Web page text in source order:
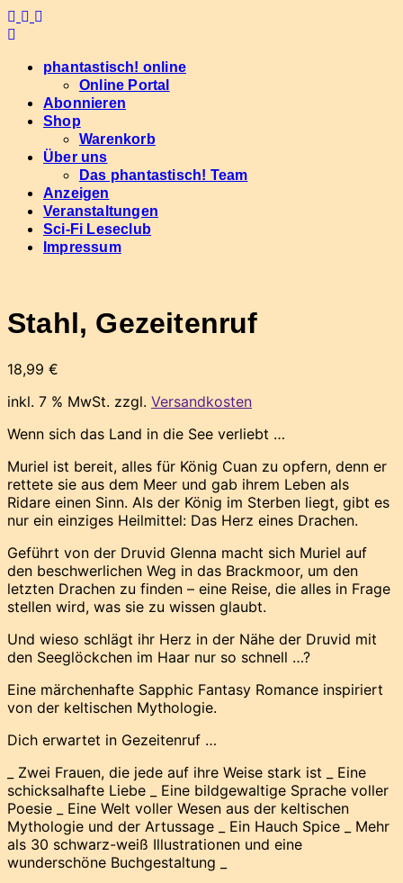
Skip
to
phantastisch! online
Online Portal
Abonnieren
Shop
Warenkorb
Über uns
Das phantastisch! Team
Anzeigen
Veranstaltungen
Sci-Fi Leseclub
Impressum
Stahl, Gezeitenruf
18,99 €
inkl. 7 % MwSt. zzgl. Versandkosten
Wenn sich das Land in die See verliebt …
Muriel ist bereit, alles für König Cuan zu opfern, denn er
rettete sie aus dem Meer und gab ihrem Leben als
Ridare einen Sinn. Als der König im Sterben liegt, gibt es
nur ein einziges Heilmittel: Das Herz eines Drachen.
Geführt von der Druvid Glenna macht sich Muriel auf
den beschwerlichen Weg in das Brackmoor, um den
letzten Drachen zu finden – eine Reise, die alles in Frage
stellen wird, was sie zu wissen glaubt.
Und wieso schlägt ihr Herz in der Nähe der Druvid mit
den Seeglöckchen im Haar nur so schnell …?
Eine märchenhafte Sapphic Fantasy Romance inspiriert
von der keltischen Mythologie.
Dich erwartet in Gezeitenruf …
_ Zwei Frauen, die jede auf ihre Weise stark ist _ Eine
schicksalhafte Liebe _ Eine bildgewaltige Sprache voller
Poesie _ Eine Welt voller Wesen aus der keltischen
Mythologie und der Artussage _ Ein Hauch Spice _ Mehr
als 30 schwarz-weiß Illustrationen und eine
wunderschöne Buchgestaltung _